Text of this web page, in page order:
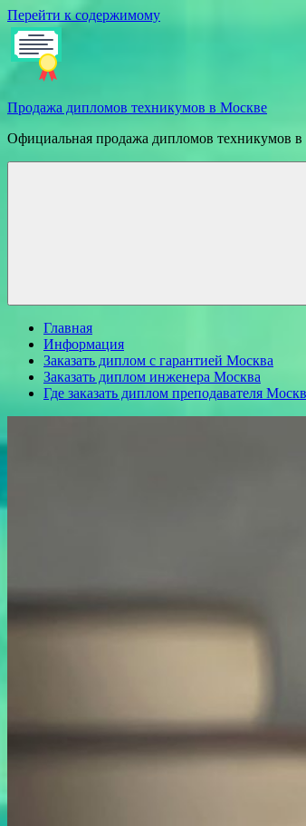
Перейти к содержимому
Продажа дипломов техникумов в Москве
Официальная продажа дипломов техникумов в
Главная
Информация
Заказать диплом с гарантией Москва
Заказать диплом инженера Москва
Где заказать диплом преподавателя